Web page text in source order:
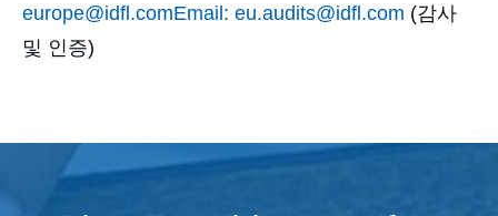
europe@idfl.comEmail: eu.audits@idfl.com (감사
및 인증)